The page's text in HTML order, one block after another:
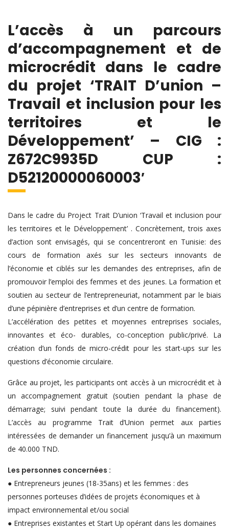
L’accès à un parcours
d’accompagnement et de
microcrédit dans le cadre
du projet ‘TRAIT D’union –
Travail et inclusion pour les
territoires et le
Développement’ – CIG :
Z672C9935D CUP :
D52120000060003′
Dans le cadre du Project Trait D’union ‘Travail et inclusion pour
les territoires et le Développement’ . Concrètement, trois axes
d’action sont envisagés, qui se concentreront en Tunisie: des
cours de formation axés sur les secteurs innovants de
l’économie et ciblés sur les demandes des entreprises, afin de
promouvoir l’emploi des femmes et des jeunes. La formation et
soutien au secteur de l’entrepreneuriat, notamment par le biais
d’une pépinière d’entreprises et d’un centre de formation.
L’accélération des petites et moyennes entreprises sociales,
innovantes et éco- durables, co-conception public/privé. La
création d’un fonds de micro-crédit pour les start-ups sur les
questions d’économie circulaire.
Grâce au projet, les participants ont accès à un microcrédit et à
un accompagnement gratuit (soutien pendant la phase de
démarrage; suivi pendant toute la durée du financement).
L’accès au programme Trait d’Union permet aux parties
intéressées de demander un financement jusqu’à un maximum
de 40.000 TND.
Les personnes concernées :
● Entrepreneurs jeunes (18-35ans) et les femmes : des
personnes porteuses d’idées de projets économiques et à
impact environnemental et/ou social
● Entreprises existantes et Start Up opérant dans les domaines